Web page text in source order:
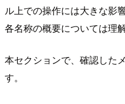
ル上での操作には大きな影
各名称の概要については理
本セクションで、確認した
す。